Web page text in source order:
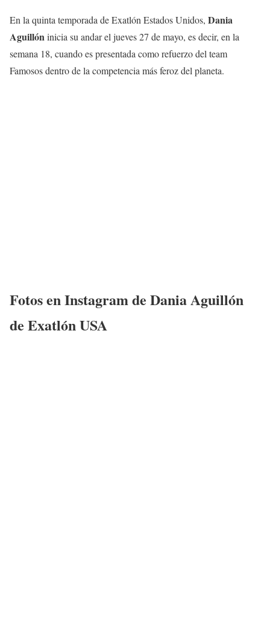
En la quinta temporada de Exatlón Estados Unidos, Dania
Aguillóninicia su andar el jueves 27 de mayo, es decir, en la
semana 18, cuando es presentada como refuerzo del team
Famosos dentro de la competencia más feroz del planeta.
Fotos en Instagram de Dania Aguillón
de Exatlón USA